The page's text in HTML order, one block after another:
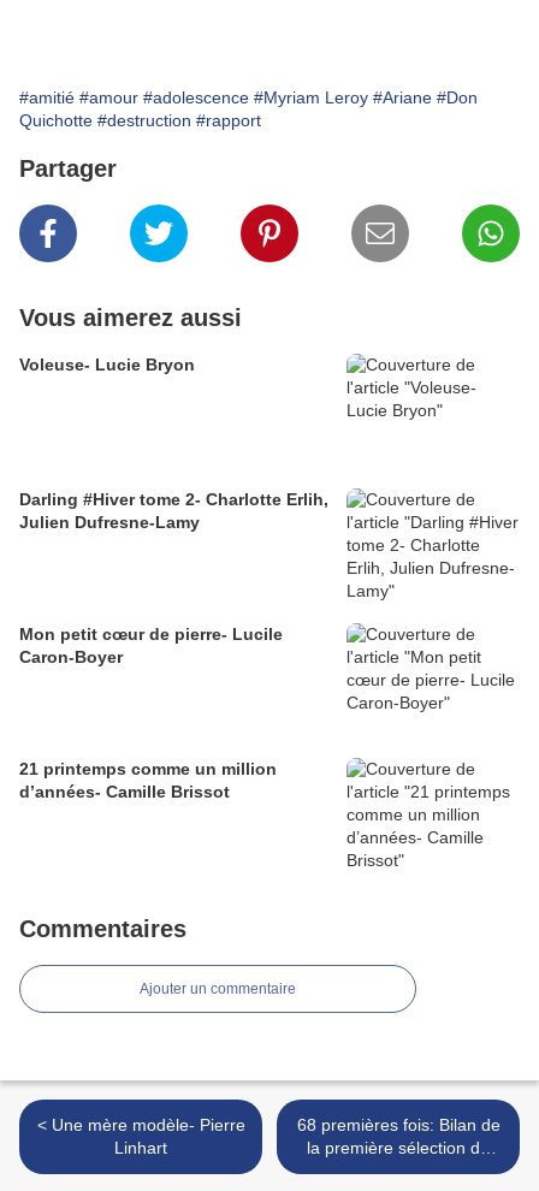
#amitié #amour #adolescence #Myriam Leroy #Ariane #Don
Quichotte #destruction #rapport
Partager
Vous aimerez aussi
Voleuse- Lucie Bryon
Darling #Hiver tome 2- Charlotte Erlih,
Julien Dufresne-Lamy
Mon petit cœur de pierre- Lucile
Caron-Boyer
21 printemps comme un million
d’années- Camille Brissot
Commentaires
Ajouter un commentaire
< Une mère modèle- Pierre
Linhart
68 premières fois: Bilan de
la première sélection de
2018 >